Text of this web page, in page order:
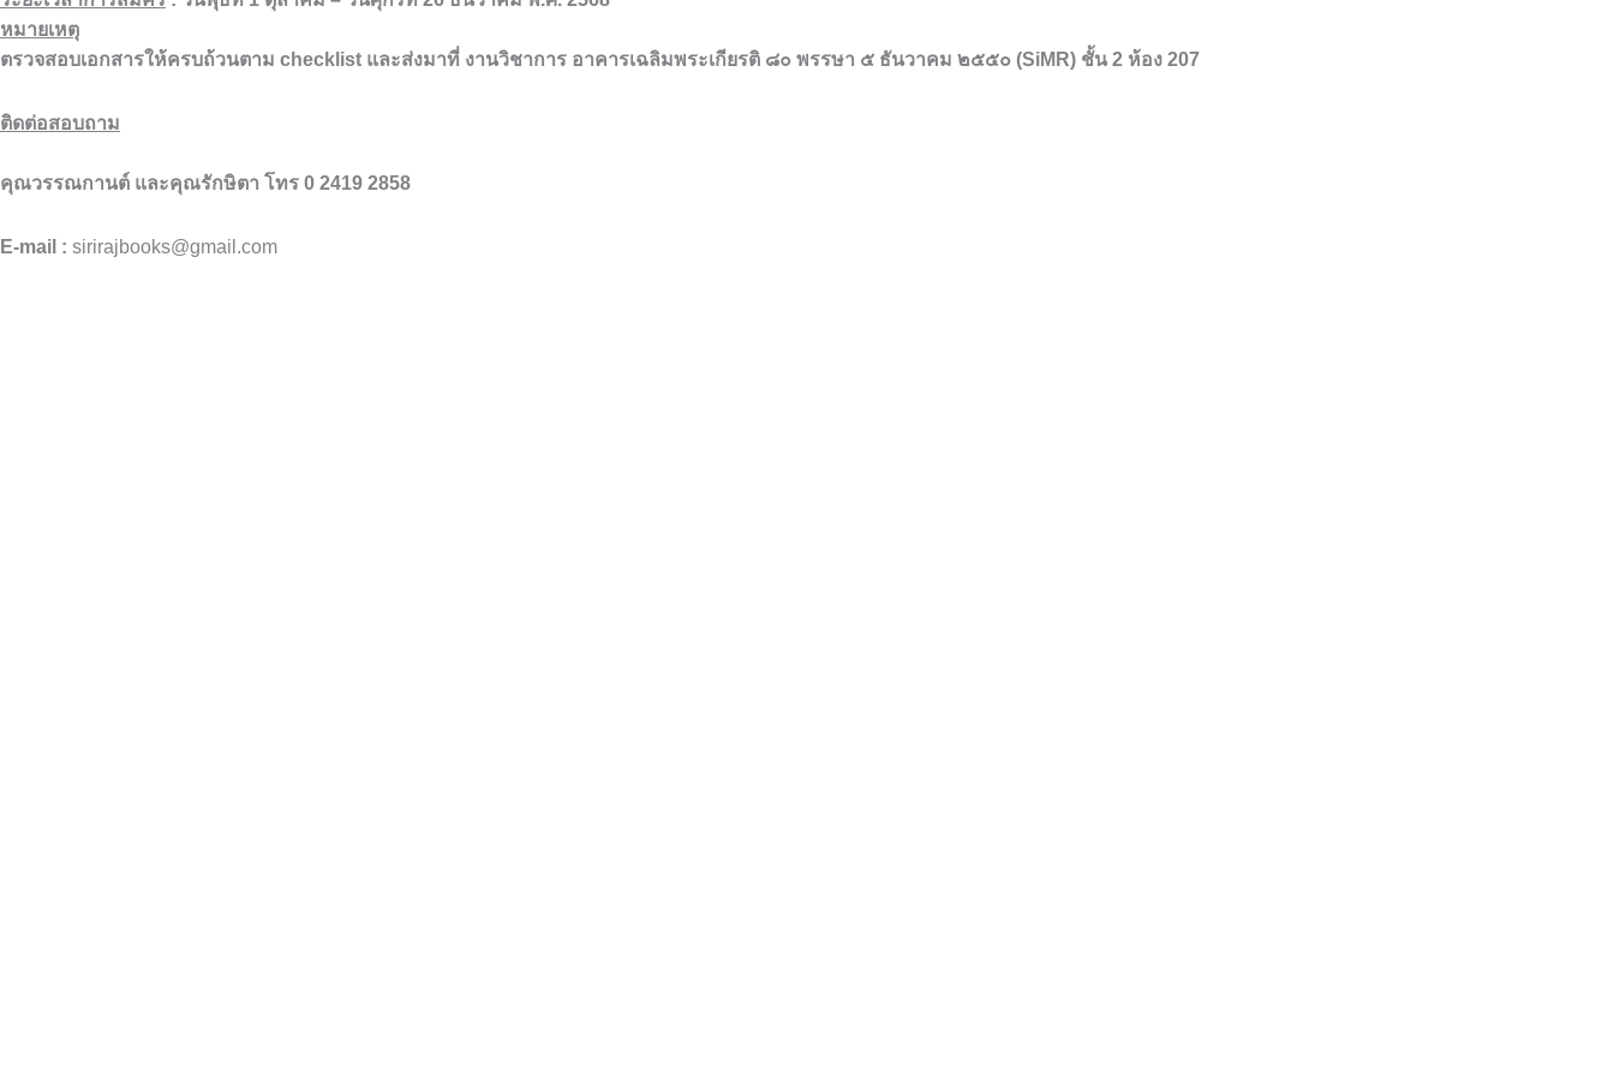
หมายเหตุ
ตรวจสอบเอกสารให้ครบถ้วนตาม checklist และส่งมาที่ งานวิชาการ อาคารเฉลิมพระเกียรติ ๘๐ พรรษา ๕ ธันวาคม ๒๕๕๐ (SiMR) ชั้น 2 ห้อง 207
ติดต่อสอบถาม
คุณวรรณกานต์ และคุณรักษิตา โทร 0 2419 2858
E-mail : sirirajbooks@gmail.com